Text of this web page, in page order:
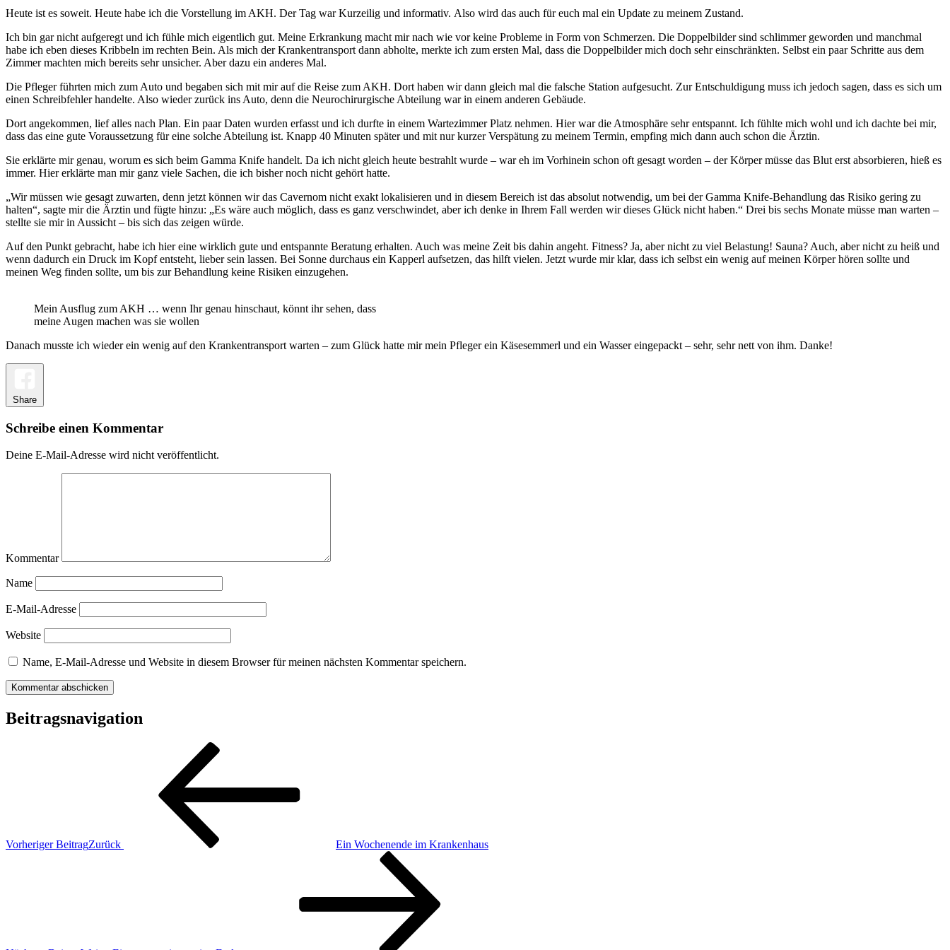
Heute ist es soweit. Heute habe ich die Vorstellung im AKH. Der Tag war Kurzeilig und informativ. Also wird das auch für euch mal ein Update zu meinem Zustand.
Ich bin gar nicht aufgeregt und ich fühle mich eigentlich gut. Meine Erkrankung macht mir nach wie vor keine Probleme in Form von Schmerzen. Die Doppelbilder sind schlimmer geworden und manchmal
habe ich eben dieses Kribbeln im rechten Bein. Als mich der Krankentransport dann abholte, merkte ich zum ersten Mal, dass die Doppelbilder mich doch sehr einschränkten. Selbst ein paar Schritte aus dem
Zimmer machten mich bereits sehr unsicher. Aber dazu ein anderes Mal.
Die Pfleger führten mich zum Auto und begaben sich mit mir auf die Reise zum AKH. Dort haben wir dann gleich mal die falsche Station aufgesucht. Zur Entschuldigung muss ich jedoch sagen, dass es sich um
einen Schreibfehler handelte. Also wieder zurück ins Auto, denn die Neurochirurgische Abteilung war in einem anderen Gebäude.
Dort angekommen, lief alles nach Plan. Ein paar Daten wurden erfasst und ich durfte in einem Wartezimmer Platz nehmen. Hier war die Atmosphäre sehr entspannt. Ich fühlte mich wohl und ich dachte bei mir,
dass das eine gute Voraussetzung für eine solche Abteilung ist. Knapp 40 Minuten später und mit nur kurzer Verspätung zu meinem Termin, empfing mich dann auch schon die Ärztin.
Sie erklärte mir genau, worum es sich beim Gamma Knife handelt. Da ich nicht gleich heute bestrahlt wurde – war eh im Vorhinein schon oft gesagt worden – der Körper müsse das Blut erst absorbieren, hieß es
immer. Hier erklärte man mir ganz viele Sachen, die ich bisher noch nicht gehört hatte.
„Wir müssen wie gesagt zuwarten, denn jetzt können wir das Cavernom nicht exakt lokalisieren und in diesem Bereich ist das absolut notwendig, um bei der Gamma Knife-Behandlung das Risiko gering zu
halten“, sagte mir die Ärztin und fügte hinzu: „Es wäre auch möglich, dass es ganz verschwindet, aber ich denke in Ihrem Fall werden wir dieses Glück nicht haben.“ Drei bis sechs Monate müsse man warten –
stellte sie mir in Aussicht – bis sich das zeigen würde.
Auf den Punkt gebracht, habe ich hier eine wirklich gute und entspannte Beratung erhalten. Auch was meine Zeit bis dahin angeht. Fitness? Ja, aber nicht zu viel Belastung! Sauna? Auch, aber nicht zu heiß und
wenn dadurch ein Druck im Kopf entsteht, lieber sein lassen. Bei Sonne durchaus ein Kapperl aufsetzen, das hilft vielen. Jetzt wurde mir klar, dass ich selbst ein wenig auf meinen Körper hören sollte und
meinen Weg finden sollte, um bis zur Behandlung keine Risiken einzugehen.
Mein Ausflug zum AKH … wenn Ihr genau hinschaut, könnt ihr sehen, dass
meine Augen machen was sie wollen
Danach musste ich wieder ein wenig auf den Krankentransport warten – zum Glück hatte mir mein Pfleger ein Käsesemmerl und ein Wasser eingepackt – sehr, sehr nett von ihm. Danke!
Share
Schreibe einen Kommentar
Deine E-Mail-Adresse wird nicht veröffentlicht.
Kommentar
Name
E-Mail-Adresse
Website
Name, E-Mail-Adresse und Website in diesem Browser für meinen nächsten Kommentar speichern.
Beitragsnavigation
Vorheriger BeitragZurück Ein Wochenende im Krankenhaus